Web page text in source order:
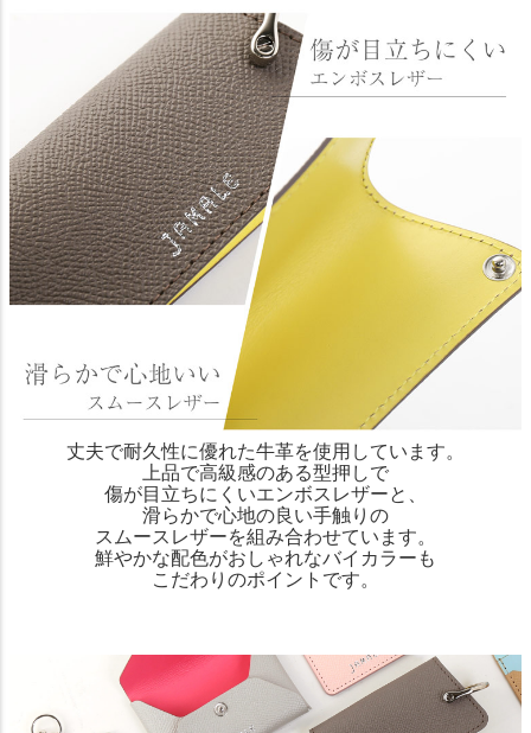
丈夫で耐久性に優れた牛革を使用しています。
上品で高級感のある型押しで
傷が目立ちにくいエンボスレザーと、
滑らかで心地の良い手触りの
スムースレザーを組み合わせています。
鮮やかな配色がおしゃれなバイカラーも
こだわりのポイントです。